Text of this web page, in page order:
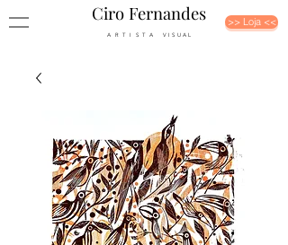
Ciro Fernandes
A R T I S T A V I S U A L
>> Loja <<